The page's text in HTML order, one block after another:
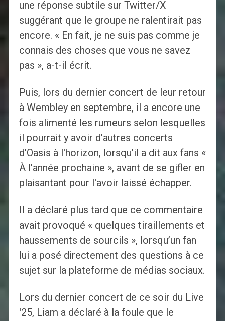
une réponse subtile sur Twitter/X
suggérant que le groupe ne ralentirait pas
encore. « En fait, je ne suis pas comme je
connais des choses que vous ne savez
pas », a-t-il écrit.
Puis, lors du dernier concert de leur retour
à Wembley en septembre, il a encore une
fois alimenté les rumeurs selon lesquelles
il pourrait y avoir d'autres concerts
d'Oasis à l'horizon, lorsqu'il a dit aux fans «
À l'année prochaine », avant de se gifler en
plaisantant pour l'avoir laissé échapper.
Il a déclaré plus tard que ce commentaire
avait provoqué « quelques tiraillements et
haussements de sourcils », lorsqu’un fan
lui a posé directement des questions à ce
sujet sur la plateforme de médias sociaux.
Lors du dernier concert de ce soir du Live
'25, Liam a déclaré à la foule que le